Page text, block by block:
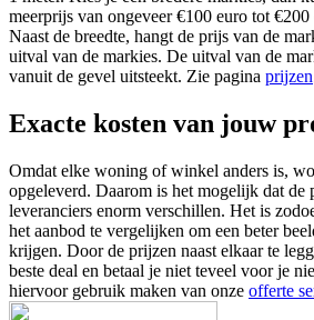
meerprijs van ongeveer €100 euro tot €200
Naast de breedte, hangt de prijs van de
uitval van de markies. De uitval van de
vanuit de gevel uitsteekt. Zie pagina prijzen
Exacte kosten van jouw
Omdat elke woning of winkel anders is,
opgeleverd. Daarom is het mogelijk dat de
leveranciers enorm verschillen. Het is
het aanbod te vergelijken om een beter
krijgen. Door de prijzen naast elkaar te
beste deal en betaal je niet teveel voor je
hiervoor gebruik maken van onze offerte